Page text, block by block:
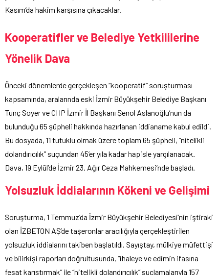
Kasım’da hakim karşısına çıkacaklar.
Kooperatifler ve Belediye Yetkililerine
Yönelik Dava
Önceki dönemlerde gerçekleşen “kooperatif” soruşturması
kapsamında, aralarında eski İzmir Büyükşehir Belediye Başkanı
Tunç Soyer ve CHP İzmir İl Başkanı Şenol Aslanoğlu’nun da
bulunduğu 65 şüpheli hakkında hazırlanan iddianame kabul edildi.
Bu dosyada, 11 tutuklu olmak üzere toplam 65 şüpheli, “nitelikli
dolandırıcılık” suçundan 45’er yıla kadar hapisle yargılanacak.
Dava, 19 Eylül’de İzmir 23. Ağır Ceza Mahkemesi’nde başladı.
Yolsuzluk İddialarının Kökeni ve Gelişimi
Soruşturma, 1 Temmuz’da İzmir Büyükşehir Belediyesi’nin iştiraki
olan İZBETON AŞ’de taşeronlar aracılığıyla gerçekleştirilen
yolsuzluk iddialarını takiben başlatıldı. Sayıştay, mülkiye müfettişi
ve bilirkişi raporları doğrultusunda, “ihaleye ve edimin ifasına
fesat karıştırmak” ile “nitelikli dolandırıcılık” suçlamalarıyla 157